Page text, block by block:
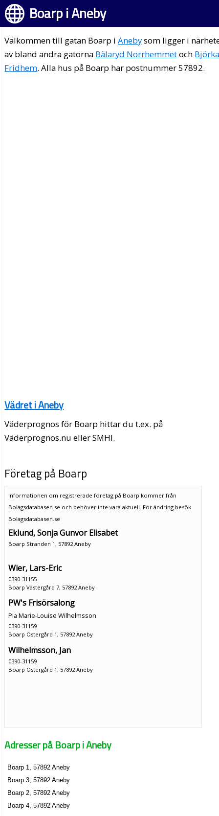
Boarp i Aneby
Välkommen till gatan Boarp iAnebysom ligger i
av bland andra gatorna Bälaryd Norrhemmetoch
Fridhem. Alla hus på Boarp har postnummer 57892.
Vädret i Aneby
Väderprognos för Boarp hittar du t.ex. på
Väderprognos.nu eller SMHI.
Företag på Boarp
Informationen om registrerade företag på Boarp kommer från
Bolagsdatabasen.se och behöver inte vara aktuell. För ändring besök
Bolagsdatabasen.se
Eklund, Sonja Gunvor Elisabet
Boarp Stranden 1, 57892 Aneby
Wier, Lars-Eric
0390-31155
Boarp Västergård 7, 57892 Aneby
PW's Frisörsalong
Pia Marie-Louise Wilhelmsson
0390-31159
Boarp Östergård 1, 57892 Aneby
Wilhelmsson, Jan
0390-31159
Boarp Östergård 1, 57892 Aneby
Adresser på Boarp i Aneby
Boarp 1, 57892 Aneby
Boarp 3, 57892 Aneby
Boarp 2, 57892 Aneby
Boarp 4, 57892 Aneby